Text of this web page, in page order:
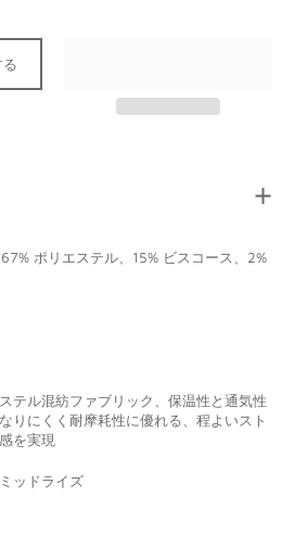
ポリエステル、15% ビスコース、2%
テル混紡ファブリック、保温性と通気性
りにくく耐摩耗性に優れる、程よいスト
を実現
ッドライズ